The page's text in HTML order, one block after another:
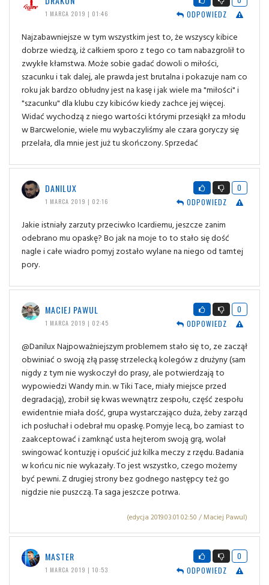
1 MARCA 2019 | 01:46
ODPOWIEDZ
Najzabawniejsze w tym wszystkim jest to, że wszyscy kibice
dobrze wiedzą, iż całkiem sporo z tego co tam nabazgrolił to
zwykłe kłamstwa. Może sobie gadać dowoli o miłości,
szacunku i tak dalej, ale prawda jest brutalna i pokazuje nam co
roku jak bardzo obłudny jest na kasę i jak wiele ma "miłości" i
"szacunku" dla klubu czy kibiców kiedy zachce jej więcej.
Widać wychodzą z niego wartości którymi przesiąkł za młodu
w Barcwelonie, wiele mu wybaczyliśmy ale czara goryczy się
przelała, dla mnie jest już tu skończony. Sprzedać
DANILUX
1 MARCA 2019 | 02:16
0
ODPOWIEDZ
Jakie istniały zarzuty przeciwko Icardiemu, jeszcze zanim
odebrano mu opaskę? Bo jak na moje to to stało się dość
nagle i całe wiadro pomyj zostało wylane na niego od tamtej
pory.
MACIEJ PAWUL
1 MARCA 2019 | 02:45
0
ODPOWIEDZ
@Danilux Najpoważniejszym problemem stało się to, ze zaczął
obwiniać o swoją złą passę strzelecką kolegów z drużyny (sam
nigdy z tym nie wyskoczył do prasy, ale potwierdzają to
wypowiedzi Wandy m.in. w Tiki Tace, miały miejsce przed
degradacją), zrobił się kwas wewnątrz zespołu, część zespołu
ewidentnie miała dość, grupa wystarczająco duża, żeby zarząd
ich posłuchał i odebrał mu opaskę. Pomyje lecą, bo zamiast to
zaakceptować i zamknąć usta hejterom swoją grą, wolał
swingować kontuzję i opuścić już kilka meczy z rzędu. Badania
w końcu nic nie wykazały. To jest wszystko, czego możemy
być pewni. Z drugiej strony bez godnego następcy też go
nigdzie nie puszczą. Ta saga jeszcze potrwa.
(edycja 2019.03.01 02:50 / Maciej Pawul)
MASTER
1 MARCA 2019 | 10:53
0
ODPOWIEDZ